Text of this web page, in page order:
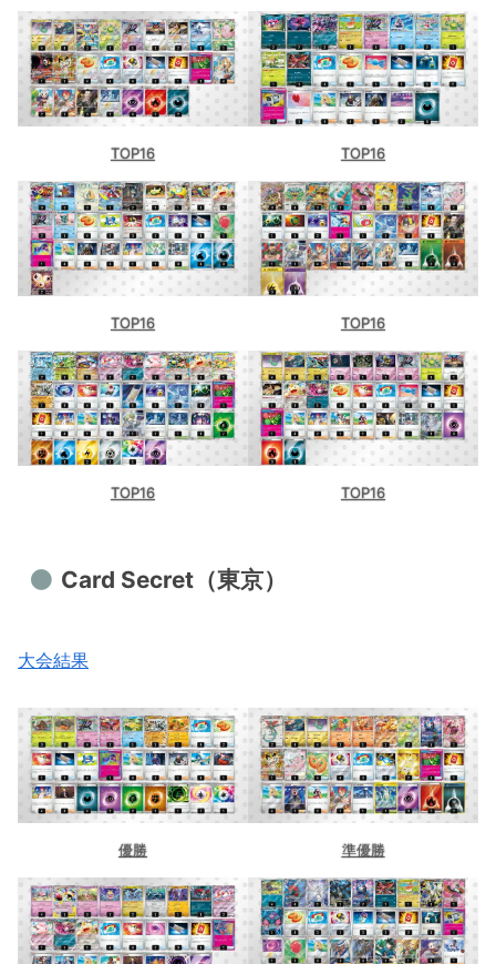
TOP16 TOP16
TOP16 TOP16
TOP16 TOP16
Card Secret（東京）
大会結果
優勝 準優勝